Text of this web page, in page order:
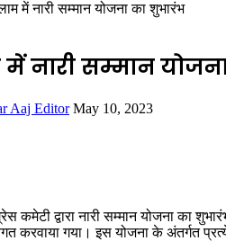
में नारी सम्मान योजना का शुभारंभ
नारी सम्मान
Aaj Editor Send
May 10, 2023
कमेटी द्वारा नारी सम्मान योजना का
करवाया गया। इस योजना के अंतर्गत